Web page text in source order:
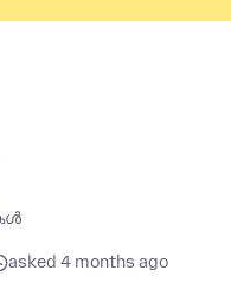
asked 4 months ago